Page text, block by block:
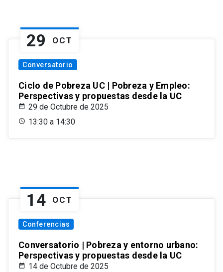
29 OCT
Conversatorio
Ciclo de Pobreza UC | Pobreza y Empleo:
Perspectivas y propuestas desde la UC
29 de Octubre de 2025
13:30 a 14:30
14 OCT
Conferencias
Conversatorio | Pobreza y entorno urbano:
Perspectivas y propuestas desde la UC
14 de Octubre de 2025